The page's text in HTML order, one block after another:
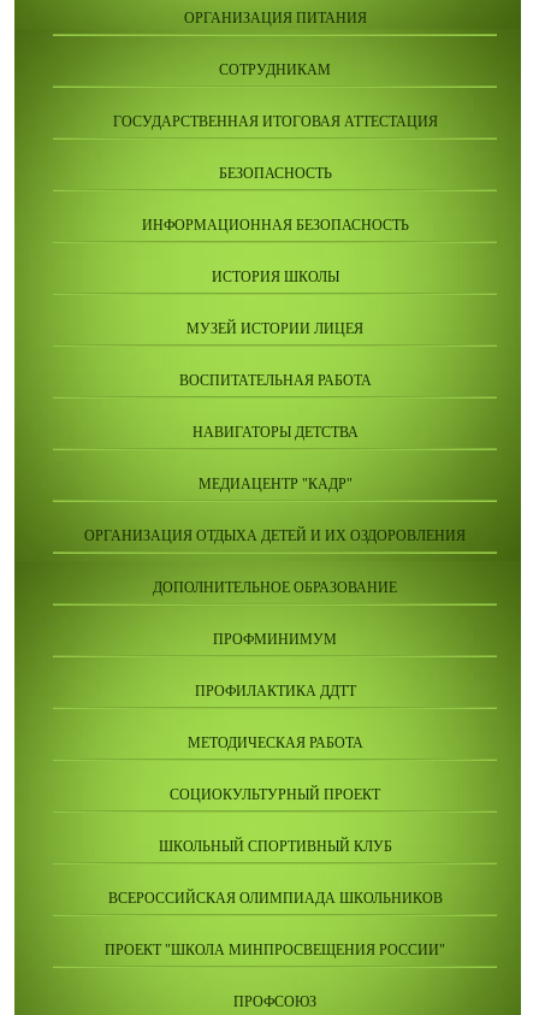
ОРГАНИЗАЦИЯ ПИТАНИЯ
СОТРУДНИКАМ
ГОСУДАРСТВЕННАЯ ИТОГОВАЯ АТТЕСТАЦИЯ
БЕЗОПАСНОСТЬ
ИНФОРМАЦИОННАЯ БЕЗОПАСНОСТЬ
ИСТОРИЯ ШКОЛЫ
МУЗЕЙ ИСТОРИИ ЛИЦЕЯ
ВОСПИТАТЕЛЬНАЯ РАБОТА
НАВИГАТОРЫ ДЕТСТВА
МЕДИАЦЕНТР "КАДР"
ОРГАНИЗАЦИЯ ОТДЫХА ДЕТЕЙ И ИХ ОЗДОРОВЛЕНИЯ
ДОПОЛНИТЕЛЬНОЕ ОБРАЗОВАНИЕ
ПРОФМИНИМУМ
ПРОФИЛАКТИКА ДДТТ
МЕТОДИЧЕСКАЯ РАБОТА
СОЦИОКУЛЬТУРНЫЙ ПРОЕКТ
ШКОЛЬНЫЙ СПОРТИВНЫЙ КЛУБ
ВСЕРОССИЙСКАЯ ОЛИМПИАДА ШКОЛЬНИКОВ
ПРОЕКТ "ШКОЛА МИНПРОСВЕЩЕНИЯ РОССИИ"
ПРОФСОЮЗ